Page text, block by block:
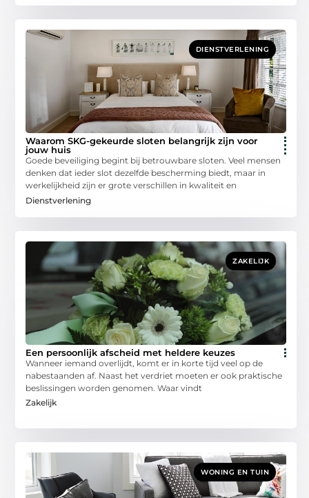
DIENSTVERLENING
Waarom SKG-gekeurde sloten belangrijk zijn voor
jouw huis
Goede beveiliging begint bij betrouwbare sloten. Veel mensen
denken dat ieder slot dezelfde bescherming biedt, maar in
werkelijkheid zijn er grote verschillen in kwaliteit en
Dienstverlening
ZAKELIJK
Een persoonlijk afscheid met heldere keuzes
Wanneer iemand overlijdt, komt er in korte tijd veel op de
nabestaanden af. Naast het verdriet moeten er ook praktische
beslissingen worden genomen. Waar vindt
Zakelijk
WONING EN TUIN